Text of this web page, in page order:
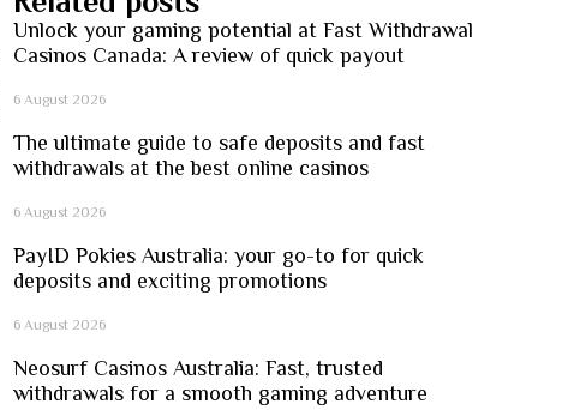
Unlock your gaming potential at Fast Withdrawal
Casinos Canada: A review of quick payout
6 August 2026
The ultimate guide to safe deposits and fast
withdrawals at the best online casinos
6 August 2026
PayID Pokies Australia: your go-to for quick
deposits and exciting promotions
6 August 2026
Neosurf Casinos Australia: Fast, trusted
withdrawals for a smooth gaming adventure